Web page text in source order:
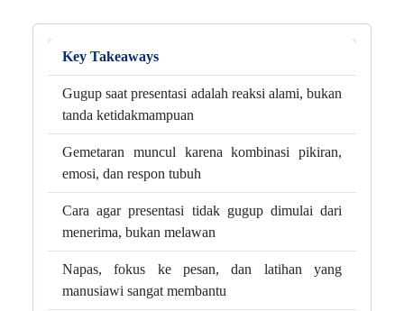
Key Takeaways
Gugup saat presentasi adalah reaksi alami, bukan
tanda ketidakmampuan
Gemetaran muncul karena kombinasi pikiran,
emosi, dan respon tubuh
Cara agar presentasi tidak gugup dimulai dari
menerima, bukan melawan
Napas, fokus ke pesan, dan latihan yang
manusiawi sangat membantu